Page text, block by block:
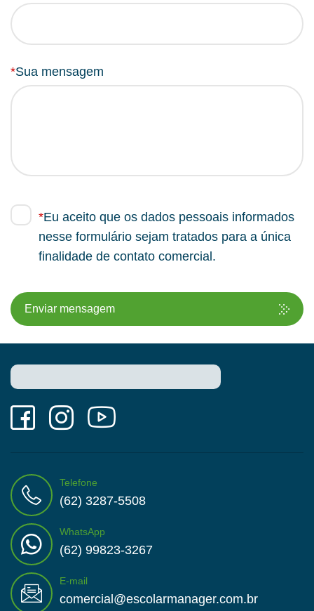
*Sua mensagem
*Eu aceito que os dados pessoais informados
nesse formulário sejam tratados para a única
finalidade de contato comercial.
Enviar mensagem
Telefone
(62) 3287-5508
WhatsApp
(62) 99823-3267
E-mail
comercial@escolarmanager.com.br